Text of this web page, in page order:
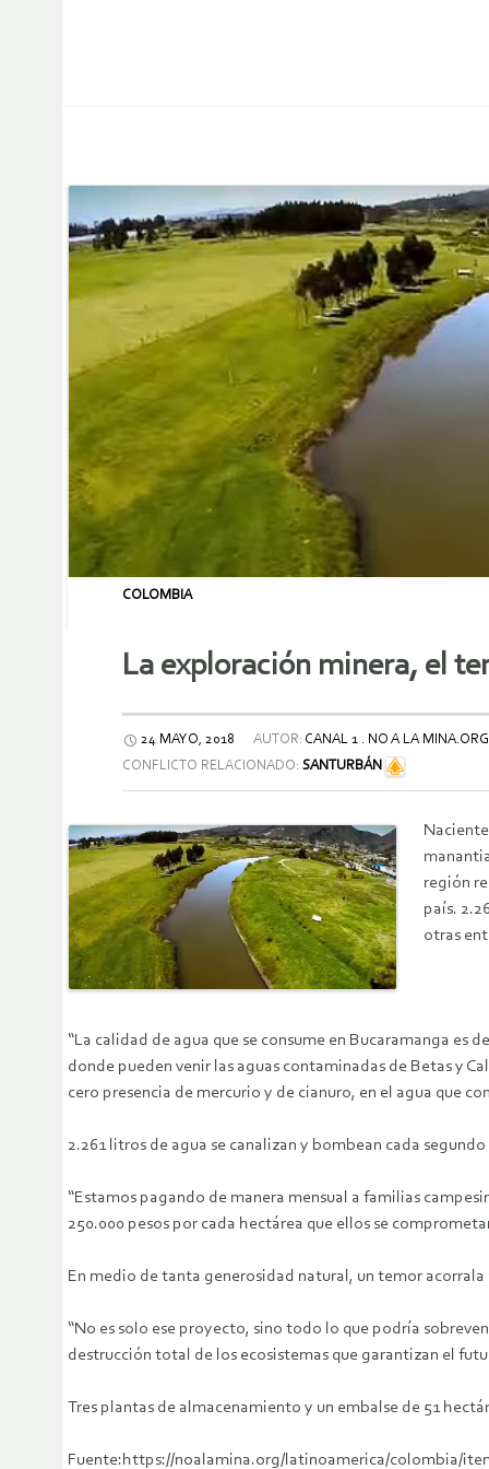
COLOMBIA
La exploración minera, el
24 MAYO, 2018 AUTOR: CANAL 1 . NO A LA MINA.ORG
CONFLICTO RELACIONADO: SANTURBÁN
región
país.
otras
“La calidad de agua que se consume en Bucaramanga
donde pueden venir las aguas contaminadas de Betas y
cero presencia de mercurio y de cianuro, en el agua que
2.261 litros de agua se canalizan y bombean cada
“Estamos pagando de manera mensual a familias
250.000 pesos por cada hectárea que ellos se
En medio de tanta generosidad natural, un temor
“No es solo ese proyecto, sino todo lo que podría
destrucción total de los ecosistemas que garantizan el
Tres plantas de almacenamiento y un embalse de 51
Fuente:https://noalamina.org/latinoamerica/colombia/